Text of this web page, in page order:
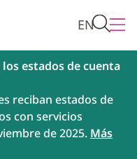
EN
estados de cuenta
reciban estados de
con servicios
de 2025. Más